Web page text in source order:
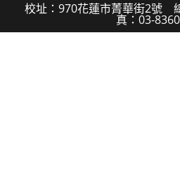
校址：970花蓮市菁華街2號
真：03-